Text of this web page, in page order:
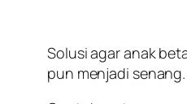
Solusi agar anak
pun menjadi